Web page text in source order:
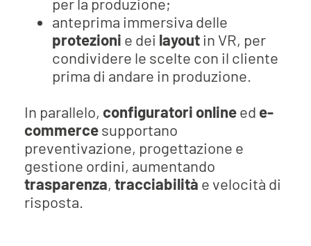
anteprima immersiva delle
protezioni e dei layoutin VR, per
condividere le scelte con il cliente
prima di andare in produzione.
In parallelo, configuratori onlineed e-
commercesupportano
preventivazione, progettazione e
gestione ordini, aumentando
trasparenza, tracciabilità e velocità di
risposta.